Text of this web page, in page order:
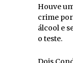
Houve
crime
álcool e
o teste.